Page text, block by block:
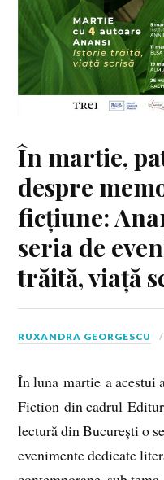
În martie,
despre
ficțiune:
seria de
trăită, viață
RUXANDRA GEORGESCU
În luna martie a
Fiction din cadrul
lectură din București o
evenimente dedicate